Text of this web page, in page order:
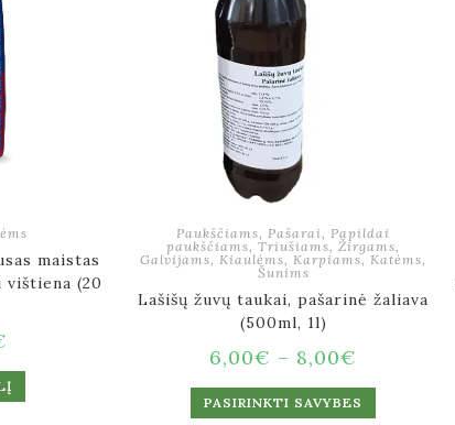
maistas
vištiena (20
Paukščiams, Pašarai, Papildai
paukščiams,Triušiams,Žirgams,
Galvijams, Kiaulėms, Karpiams, Katėms,
Šunims
Lašišų žuvų taukai, pašarinė žaliava
(500ml, 1l)
6,00€ – 8,00€
PASIRINKTI SAVYBES